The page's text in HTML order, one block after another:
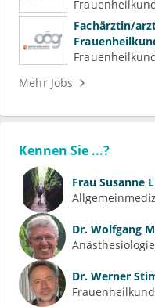
Fachärztin/
Mehr Jobs
Kennen Sie ...?
Frau Susanne
Dr. Wolfgang
Anästhesiologie
Dr. Werner